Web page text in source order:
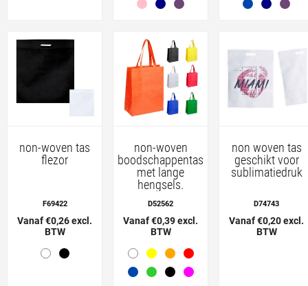
non-woven tas
flezor
F69422
Vanaf €0,26 excl.
BTW
non-woven
boodschappentas
met lange
hengsels.
D52562
Vanaf €0,39 excl.
BTW
non woven tas
geschikt voor
sublimatiedruk
D74743
Vanaf €0,20 excl.
BTW